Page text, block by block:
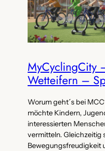
MyCyclingCity
Wetteifern –
Worum geht´s bei
möchte Kindern,
interessierten
vermitteln. Gleichzeitig
Bewegungsfreudigkeit